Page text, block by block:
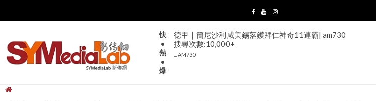
navigation
content
快
•
熱
•
爆
德甲｜簡尼沙利咸美錫落鑊拜仁神奇11連霸| am730
搜尋次數:10,000+
... AM730